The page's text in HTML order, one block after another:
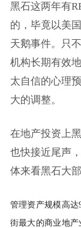
黑石这两年有
的，毕竟以美
天鹅事件。只
机构长期有效
太自信的心理
大的调整。
在地产投资上
也快接近尾声
体来看黑石大
管理资产规模高
街最大的商业地